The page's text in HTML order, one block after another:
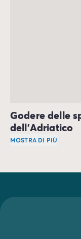
Godere delle
dell’Adriatico
MOSTRA DI PIÙ